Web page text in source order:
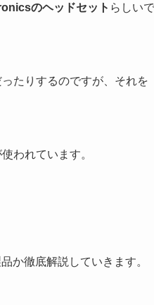
のヘッドセット らしいで
たりするのですが、それを
われています。
か徹底解説していきます。